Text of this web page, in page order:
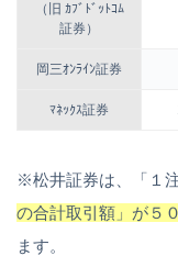
（旧 ｶﾌﾞﾄﾞｯﾄｺﾑ
証券）
岡三ｵﾝﾗｲﾝ証券
ﾏﾈｯｸｽ証券
※松井証券は、「１
の合計取引額」が５
ます。